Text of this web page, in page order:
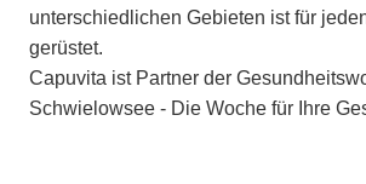
unterschiedlichen Gebieten ist für
gerüstet.
Capuvita ist Partner der
Schwielowsee - Die Woche für Ihre